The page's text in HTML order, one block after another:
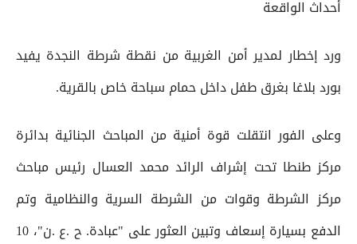
أحداث الواقعة
ورد إخطار لمدير أمن الغربية من نقطة شرطة النجدة يفيد
بورد بلاغا بغرق طفل داخل حمام سباحة خاص بالقرية.
وعلى الفور انتقلت قوة أمنية من المباحث الجنائية بدائرة
مركز طنطا تحت إشراف الرائد محمد العسال رئيس مباحث
مركز الشرطة وقوات من الشرطة السرية والنظامية وتم
الدفع بسيارة إسعاف وتبين العثور على "عبادة. ح .ع .ن"، 10